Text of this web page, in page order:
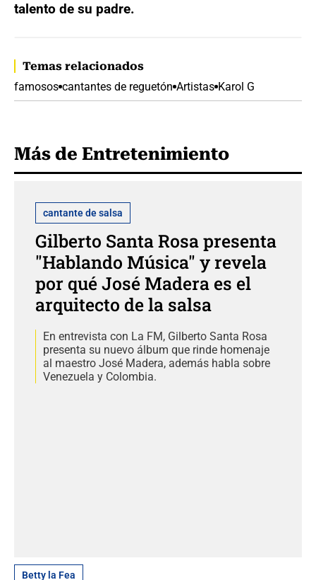
talento de su padre.
Temas relacionados
famosos cantantes de reguetón Artistas Karol G
Más de Entretenimiento
cantante de salsa
Gilberto Santa Rosa presenta
"Hablando Música" y revela
por qué José Madera es el
arquitecto de la salsa
En entrevista con La FM, Gilberto Santa Rosa
presenta su nuevo álbum que rinde homenaje
al maestro José Madera, además habla sobre
Venezuela y Colombia.
Betty la Fea